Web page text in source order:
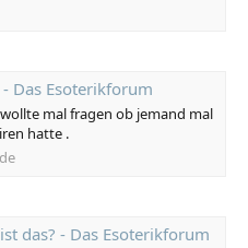
Das Esoterikforum
mal fragen ob jemand mal
hatte .
das? - Das Esoterikforum